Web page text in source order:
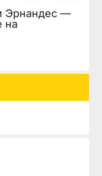
Эрнандес —
на